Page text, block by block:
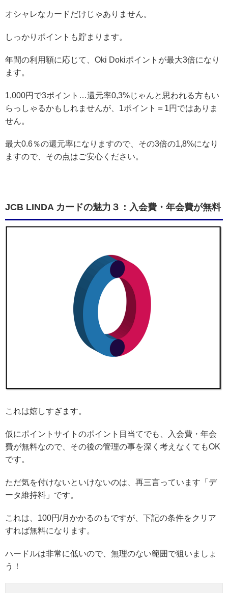
オシャレなカードだけじゃありません。
しっかりポイントも貯まります。
年間の利用額に応じて、Oki Dokiポイントが最大3倍になり
ます。
1,000円で3ポイント…還元率0,3%じゃんと思われる方もい
らっしゃるかもしれませんが、1ポイント＝1円ではありま
せん。
最大0.6％の還元率になりますので、その3倍の1,8%になり
ますので、その点はご安心ください。
JCB LINDA カードの魅力３：入会費・年会費が無料
これは嬉しすぎます。
仮にポイントサイトのポイント目当てでも、入会費・年会
費が無料なので、その後の管理の事を深く考えなくてもOK
です。
ただ気を付けないといけないのは、再三言っています「デ
ータ維持料」です。
これは、100円/月かかるのもですが、下記の条件をクリア
すれば無料になります。
ハードルは非常に低いので、無理のない範囲で狙いましょ
う！